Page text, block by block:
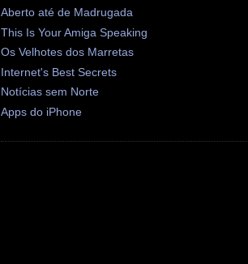
Aberto até de Madrugada
This Is Your Amiga Speaking
Os Velhotes dos Marretas
Internet's Best Secrets
Notícias sem Norte
Apps do iPhone